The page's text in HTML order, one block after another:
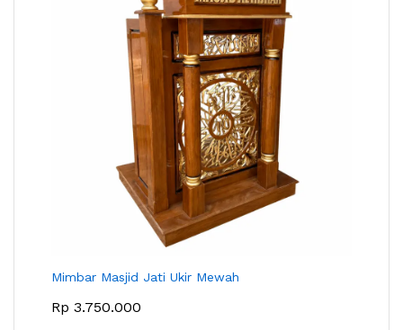
Mimbar Masjid Jati Ukir Mewah
Rp 3.750.000